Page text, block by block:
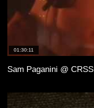
01:30:11
Sam Paganini @